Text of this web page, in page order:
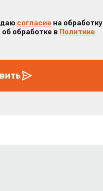
даю согласие на обработку
обработке в Политике